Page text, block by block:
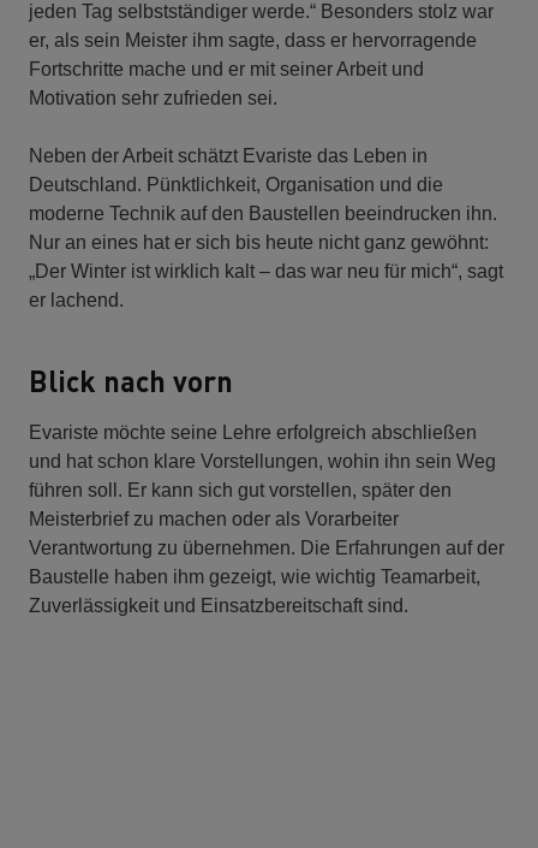
jeden Tag selbstständiger werde.“ Besonders stolz war
er, als sein Meister ihm sagte, dass er hervorragende
Fortschritte mache und er mit seiner Arbeit und
Motivation sehr zufrieden sei.
Neben der Arbeit schätzt Evariste das Leben in
Deutschland. Pünktlichkeit, Organisation und die
moderne Technik auf den Baustellen beeindrucken ihn.
Nur an eines hat er sich bis heute nicht ganz gewöhnt:
„Der Winter ist wirklich kalt – das war neu für mich“, sagt
er lachend.
Blick nach vorn
Evariste möchte seine Lehre erfolgreich abschließen
und hat schon klare Vorstellungen, wohin ihn sein Weg
führen soll. Er kann sich gut vorstellen, später den
Meisterbrief zu machen oder als Vorarbeiter
Verantwortung zu übernehmen. Die Erfahrungen auf der
Baustelle haben ihm gezeigt, wie wichtig Teamarbeit,
Zuverlässigkeit und Einsatzbereitschaft sind.